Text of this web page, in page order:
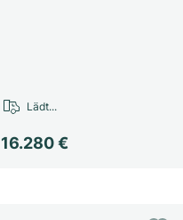
16.280 €
Lädt...